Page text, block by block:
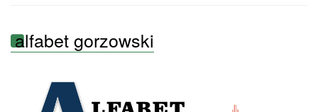
alfabet gorzowski